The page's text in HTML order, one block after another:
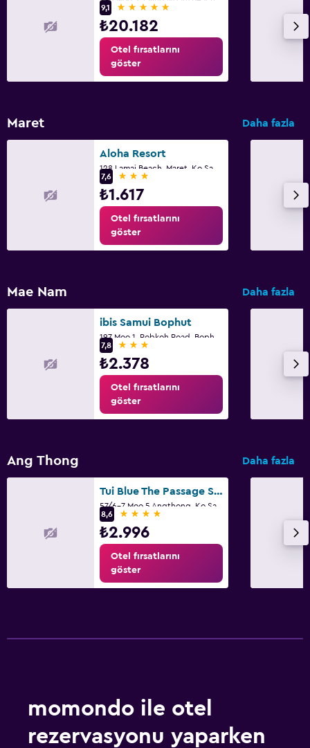
9,1
5 yıldız
₺20.182
Otel fırsatlarını
göster
Maret Daha fazla
Aloha Resort
7,6
3 yıldız
₺1.617
Otel fırsatlarını
göster
Mae Nam Daha fazla
ibis Samui Bophut
7,8
3 yıldız
₺2.378
Otel fırsatlarını
göster
Ang Thong Daha fazla
Tui Blue The Passage Samui Pool Villas With Private Beach Resort
8,6
4 yıldız
₺2.996
Otel fırsatlarını
göster
momondo ile otel
rezervasyonu yaparken